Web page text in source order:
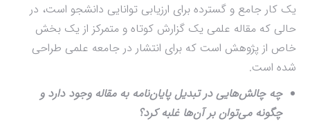
یک کار جامع و گسترده برای ارزیابی توانایی دانشجو است، در
حالی که مقاله علمی یک گزارش کوتاه و متمرکز از یک بخش
خاص از پژوهش است که برای انتشار در جامعه علمی طراحی
شده است.
چه چالش‌هایی در تبدیل پایان‌نامه به مقاله وجود دارد و
چگونه می‌توان بر آن‌ها غلبه کرد؟